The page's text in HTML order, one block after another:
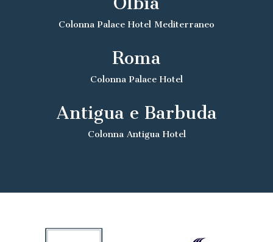
Colonna Palace Hotel Mediterraneo
Roma
Colonna Palace Hotel
Antigua e Barbuda
Colonna Antigua Hotel